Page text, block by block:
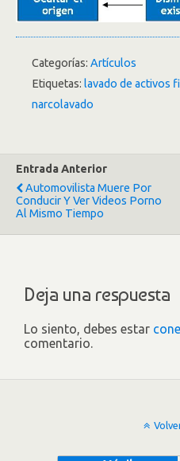
Categorías: Artículos
Etiquetas: lavado de activos
narcolavado
Entrada Anterior
Automovilista Muere Por
Conducir Y Ver Videos Porno
Al Mismo Tiempo
Deja una respuesta
Lo siento, debes estar
comentario.